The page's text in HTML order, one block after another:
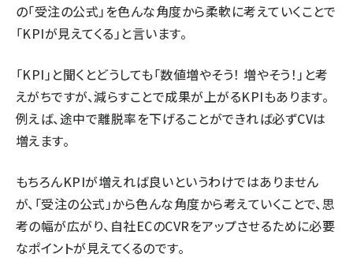
の「受注の公式」を色んな角度から柔軟に考えていくことで
「KPIが見えてくる」と言います。
「KPI」と聞くとどうしても「数値増やそう！ 増やそう！」と考
えがちですが、減らすことで成果が上がるKPIもあります。
例えば、途中で離脱率を下げることができれば必ずCVは
増えます。
もちろんKPIが増えれば良いというわけではありません
が、「受注の公式」から色んな角度から考えていくことで、思
考の幅が広がり、自社ECのCVRをアップさせるために必要
なポイントが見えてくるのです。